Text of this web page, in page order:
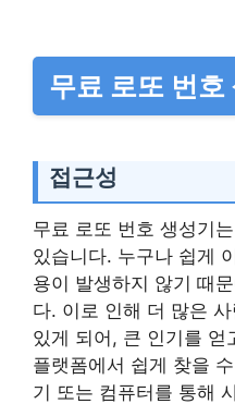
무료 로또 번호
접근성
무료 로또 번호 생성기
있습니다. 누구나 쉽게
용이 발생하지 않기 때
다. 이로 인해 더 많은
있게 되어, 큰 인기를 얻
플랫폼에서 쉽게 찾을
기 또는 컴퓨터를 통해